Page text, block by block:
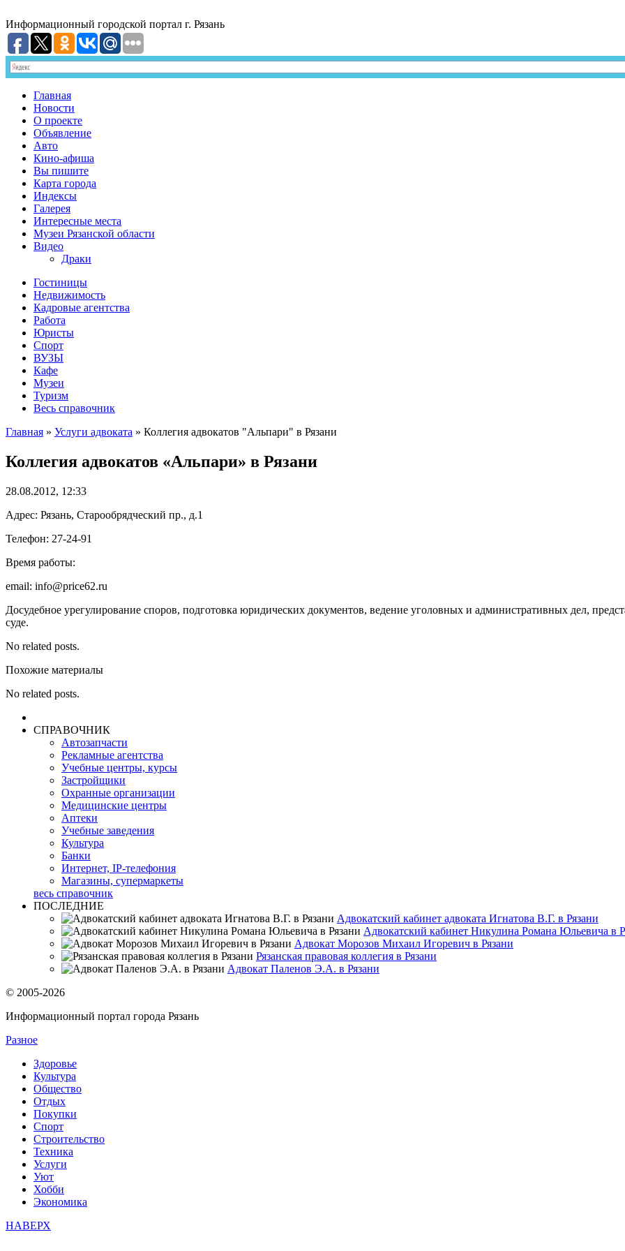
Информационный городской портал г. Рязань
Главная
Новости
О проекте
Объявление
Авто
Кино-афиша
Вы пишите
Карта города
Индексы
Галерея
Интересные места
Музеи Рязанской области
Видео
Драки
Гостиницы
Недвижимость
Кадровые агентства
Работа
Юристы
Спорт
ВУЗЫ
Кафе
Музеи
Туризм
Весь справочник
Главная » Услуги адвоката » Коллегия адвокатов "Альпари" в Рязани
Коллегия адвокатов «Альпари» в Рязани
28.08.2012, 12:33
Адрес: Рязань, Старообрядческий пр., д.1
Телефон: 27-24-91
Время работы:
email: info@price62.ru
Досудебное урегулирование споров, подготовка юридических документов, ведение уголовных и административных дел,
суде.
No related posts.
Похожие материалы
No related posts.
СПРАВОЧНИК
Автозапчасти
Рекламные агентства
Учебные центры, курсы
Застройщики
Охранные организации
Медицинские центры
Аптеки
Учебные заведения
Культура
Банки
Интернет, IP-телефония
Магазины, супермаркеты
весь справочник
ПОСЛЕДНИЕ
Адвокатский кабинет адвоката Игнатова В.Г. в Рязани
Адвокатский кабинет Никулина Романа Юльевича в
Адвокат Морозов Михаил Игоревич в Рязани
Рязанская правовая коллегия в Рязани
Адвокат Паленов Э.А. в Рязани
© 2005-2026
Информационный портал города Рязань
Разное
Здоровье
Культура
Общество
Отдых
Покупки
Спорт
Строительство
Техника
Услуги
Уют
Хобби
Экономика
НАВЕРХ